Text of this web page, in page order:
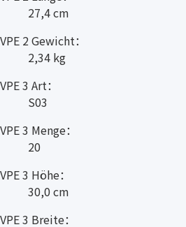
27,4 cm
VPE 2 Gewicht：
2,34 kg
VPE 3 Art：
S03
VPE 3 Menge：
20
VPE 3 Höhe：
30,0 cm
VPE 3 Breite：